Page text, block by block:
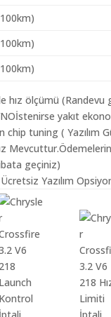
ölçümü (Randevu
yakıt
tuning ( Yazılım
geçiniz)
Yazılım